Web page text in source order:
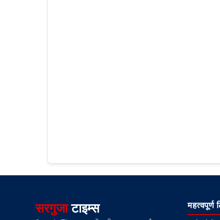
सरगुजाटाइम्स महत्वपूर्ण